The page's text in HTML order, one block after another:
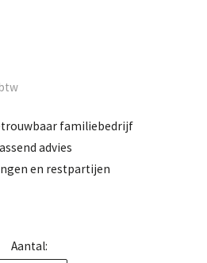
familiebedrijf
advies
en restpartijen
Aantal: